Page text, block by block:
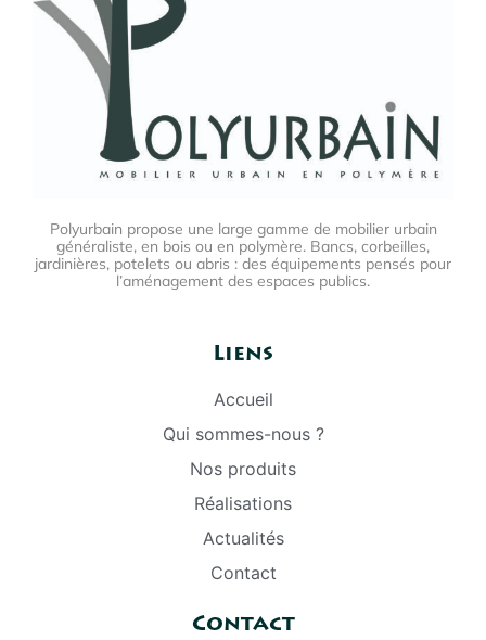
Polyurbain propose une large gamme de mobilier urbain
généraliste, en bois ou en polymère. Bancs, corbeilles,
jardinières, potelets ou abris : des équipements pensés pour
l’aménagement des espaces publics.
Liens
Accueil
Qui sommes-nous ?
Nos produits
Réalisations
Actualités
Contact
Contact